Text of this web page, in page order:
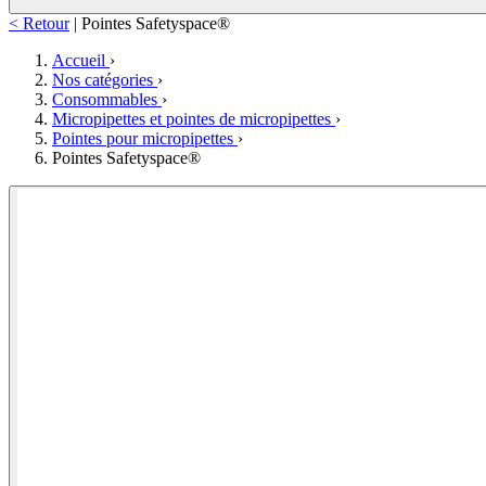
< Retour | Pointes Safetyspace®
Accueil ›
Nos catégories ›
Consommables ›
Micropipettes et pointes de micropipettes ›
Pointes pour micropipettes ›
Pointes Safetyspace®